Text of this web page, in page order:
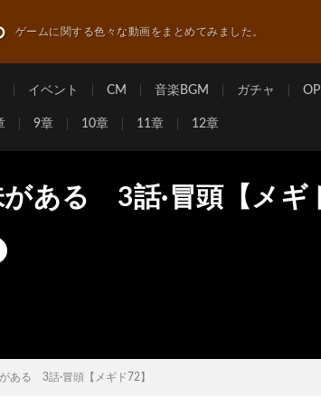
ゲームに関する色々な動画をまとめてみました。
イベント CM 音楽BGM ガチャ OP
9章 10章 11章 12章
ある 3話·冒頭【メギ
ある 3話·冒頭【メギド72】